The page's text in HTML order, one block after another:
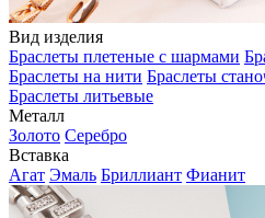
Вид изделия
Браслеты плетеные с шармами
Браслеты на нити Браслеты
Браслеты литьевые
Металл
Золото Серебро
Вставка
Агат Эмаль Бриллиант Фианит